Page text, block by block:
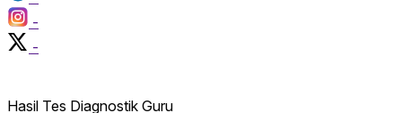
-
-
Hasil Tes Diagnostik Guru